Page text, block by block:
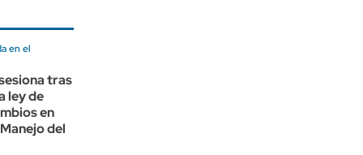
en el
tras
ley de
en
del